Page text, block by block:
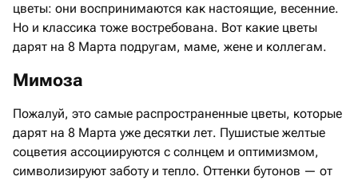
цветы: они воспринимаются как настоящие, весенние.
Но и классика тоже востребована. Вот какие цветы
дарят на 8 Марта подругам, маме, жене и коллегам.
Мимоза
Пожалуй, это самые распространенные цветы, которые
дарят на 8 Марта уже десятки лет. Пушистые желтые
соцветия ассоциируются с солнцем и оптимизмом,
символизируют заботу и тепло. Оттенки бутонов — от